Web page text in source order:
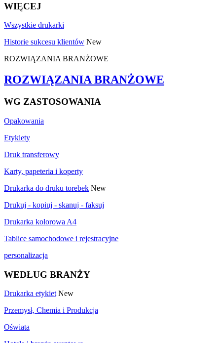
WIĘCEJ
Wszystkie drukarki
Historie sukcesu klientów New
ROZWIĄZANIA BRANŻOWE
ROZWIĄZANIA BRANŻOWE
WG ZASTOSOWANIA
Opakowania
Etykiety
Druk transferowy
Karty, papeteria i koperty
Drukarka do druku torebek New
Drukuj - kopiuj - skanuj - faksuj
Drukarka kolorowa A4
Tablice samochodowe i rejestracyjne
personalizacja
WEDŁUG BRANŻY
Drukarka etykiet New
Przemysł, Chemia i Produkcja
Oświata